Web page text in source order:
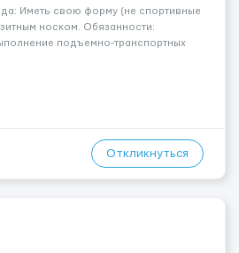
Иметь свою форму (не спортивные
носком. Обязанности:
подъемно-транспортных
-Опыт управления различными
Откликнуться